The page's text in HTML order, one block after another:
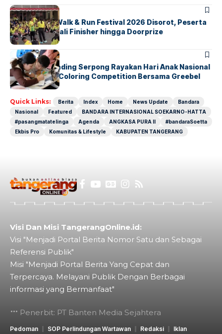
BERITAINDEX
Tangsel Fun Walk & Run Festival 2026 Disorot, Peserta
Keluhkan Medali Finisher hingga Doorprize
BERITAINDEX
Atria Hotel Gading Serpong Rayakan Hari Anak Nasional
Lewat Family Coloring Competition Bersama Greebel
Indonesia
Quick Links: Berita Index Home News Update
Bandara
Nasional
Featured
BANDARA INTERNASIONAL SOEKARNO-HATTA
#pasangmatatelinga
Agenda ANGKASA PURA II
#bandaraSoetta
Ekbis Pro
Komunitas & Lifestyle KABUPATEN TANGERANG
Visi Dan Misi TangerangOnline.id:
Visi "Menjadi Portal Berita Nomor Satu dan Sebagai
Referensi Publik"
Misi "Menjadi Portal Berita Yang Cepat dan
Terpercaya. Melayani Publik Dengan Berbagai
informasi yang Bermanfaat"
Penerbit: PT Banten Media Sejahtera
Pedoman SOP Perlindungan Wartawan Redaksi Iklan